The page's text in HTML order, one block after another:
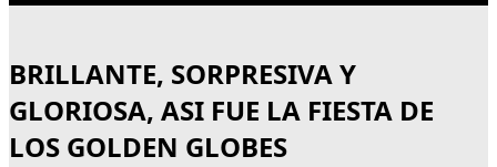
BRILLANTE, SORPRESIVA Y
GLORIOSA, ASI FUE LA FIESTA DE
LOS GOLDEN GLOBES